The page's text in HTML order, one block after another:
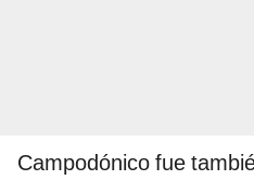
Campodónico fue